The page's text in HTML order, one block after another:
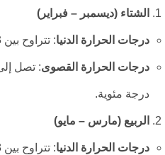
الشتاء (ديسمبر – فبراير)
درجات الحرارة الدنيا: تتراوح بين 3 إلى 7 درجات مئوية.
درجات الحرارة القصوى
درجة مئوية.
الربيع (مارس – مايو)
درجات الحرارة الدنيا: تتراوح بين 8 إلى 12 درجة مئوية.